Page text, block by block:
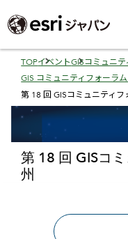
Breadcrumbs
TOPイベントGISコミュニ
GIS コミュニティフォーラ
第 18 回 GISコミュニティフ
第 18 回 GISコ
州